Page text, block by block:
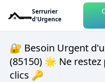
Serrurier
d'Urgence
🔐 Besoin Urgent
(85150) 🌟 Ne
clics 🔑